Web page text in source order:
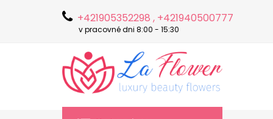
+421905352298 , +421940500777
v pracovné dni 8:00 - 15:30